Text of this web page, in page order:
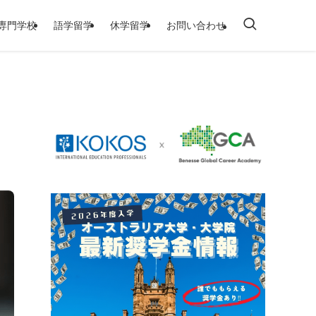
門学校 語学留学 休学留学 お問い合わせ